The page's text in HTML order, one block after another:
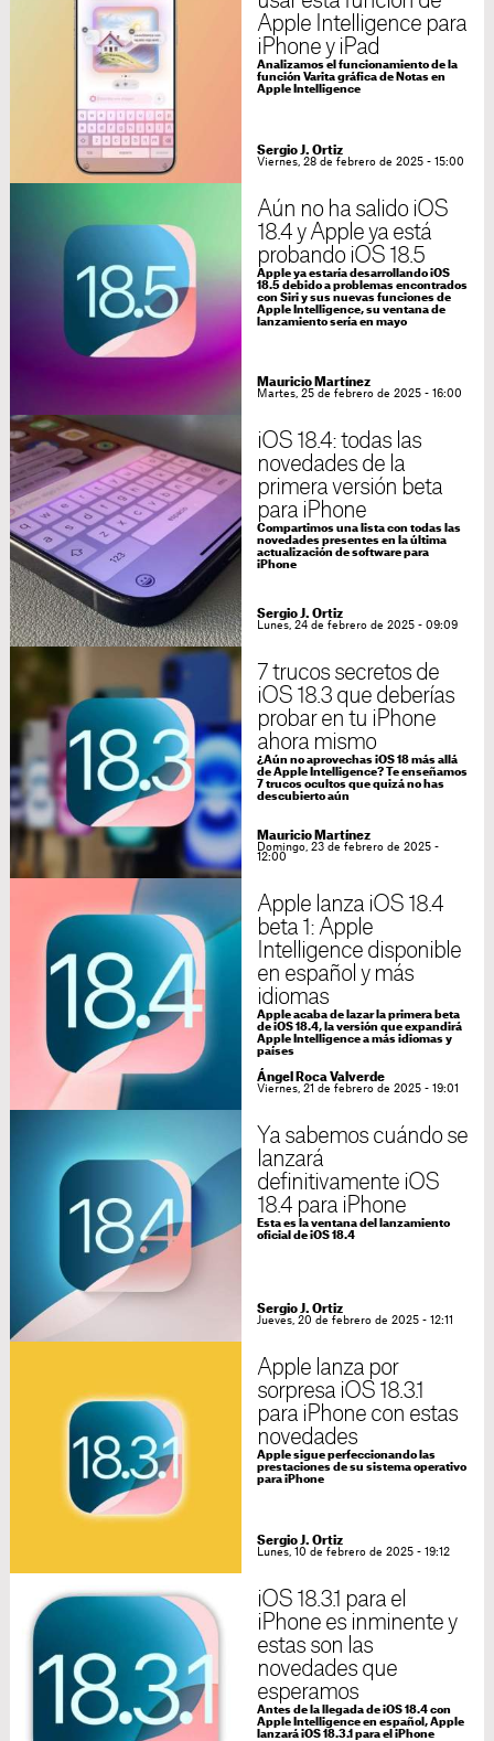
Apple Intelligence para
iPhone y iPad
Analizamos el funcionamiento de la
función Varita gráfica de Notas en
Apple Intelligence
Sergio J. Ortiz
Viernes, 28 de febrero de 2025 - 15:00
Aún no ha salido iOS
18.4 y Apple ya está
probando iOS 18.5
Apple ya estaría desarrollando iOS
18.5 debido a problemas encontrados
con Siri y sus nuevas funciones de
Apple Intelligence, su ventana de
lanzamiento sería en mayo
Mauricio Martínez
Martes, 25 de febrero de 2025 - 16:00
iOS 18.4: todas las
novedades de la
primera versión beta
para iPhone
Compartimos una lista con todas las
novedades presentes en la última
actualización de software para
iPhone
Sergio J. Ortiz
Lunes, 24 de febrero de 2025 - 09:09
7 trucos secretos de
iOS 18.3 que deberías
probar en tu iPhone
ahora mismo
¿Aún no aprovechas iOS 18 más allá
de Apple Intelligence? Te enseñamos
7 trucos ocultos que quizá no has
descubierto aún
Mauricio Martínez
Domingo, 23 de febrero de 2025 -
12:00
Apple lanza iOS 18.4
beta 1: Apple
Intelligence disponible
en español y más
idiomas
Apple acaba de lazar la primera beta
de iOS 18.4, la versión que expandirá
Apple Intelligence a más idiomas y
países
Ángel Roca Valverde
Viernes, 21 de febrero de 2025 - 19:01
Ya sabemos cuándo se
lanzará
definitivamente iOS
18.4 para iPhone
Esta es la ventana del lanzamiento
oficial de iOS 18.4
Sergio J. Ortiz
Jueves, 20 de febrero de 2025 - 12:11
Apple lanza por
sorpresa iOS 18.3.1
para iPhone con estas
novedades
Apple sigue perfeccionando las
prestaciones de su sistema operativo
para iPhone
Sergio J. Ortiz
Lunes, 10 de febrero de 2025 - 19:12
iOS 18.3.1 para el
iPhone es inminente y
estas son las
novedades que
esperamos
Antes de la llegada de iOS 18.4 con
Apple Intelligence en español, Apple
lanzará iOS 18.3.1 para el iPhone